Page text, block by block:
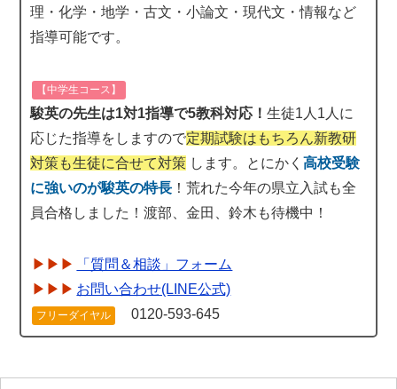
理・化学・地学・古文・小論文・現代文・情報など
指導可能です。
【中学生コース】
駿英の先生は1対1指導で5教科対応！生徒1人1人に
応じた指導をしますので定期試験はもちろん新教研
対策も生徒に合せて対策 します。とにかく高校受験
に強いのが駿英の特長 ！荒れた今年の県立入試も全
員合格しました！渡部、金田、鈴木も待機中！
「質問＆相談」フォーム
お問い合わせ(LINE公式)
フリーダイヤル 0120-593-645